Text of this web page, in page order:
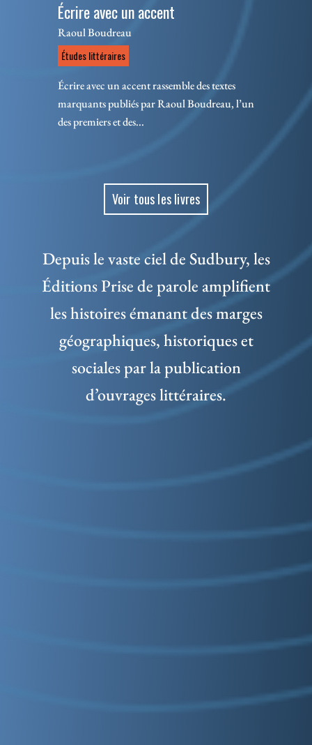
Écrire avec un accent
Raoul Boudreau
Études littéraires
Écrire avec un accent rassemble des textes
marquants publiés par Raoul Boudreau, l’un
des premiers et des...
Voir tous les livres
Depuis le vaste ciel de Sudbury, les
Éditions Prise de parole amplifient
les histoires émanant des marges
géographiques, historiques et
sociales par la publication
d’ouvrages littéraires.